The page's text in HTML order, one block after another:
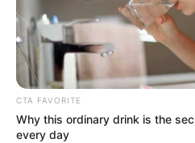
CTA FAVORITE
Why this ordinary drink is the
every day